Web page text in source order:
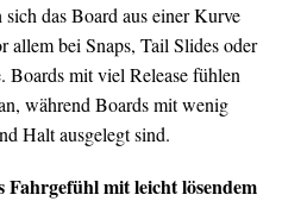
das Board aus einer Kurve
allem bei Snaps, Tail Slides oder
Boards mit viel Release fühlen
während Boards mit wenig
Halt ausgelegt sind.
Fahrgefühl mit leicht lösendem